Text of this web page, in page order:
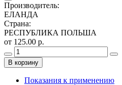
Производитель:
ЕЛАНДА
Страна:
РЕСПУБЛИКА ПОЛЬША
от 125.00 р.
В корзину
Показания к применению